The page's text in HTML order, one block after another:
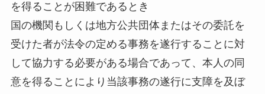
を得ることが困難であるとき
国の機関もしくは地方公共団体またはその委託を
受けた者が法令の定める事務を遂行することに対
して協力する必要がある場合であって、本人の同
意を得ることにより当該事務の遂行に支障を及ぼ